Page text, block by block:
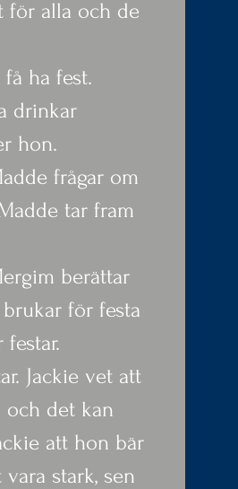
för alla och de
ha fest.
drinkar
hon.
frågar om
tar fram
berättar
för festa
Jackie vet att
och det kan
att hon bär
stark, sen